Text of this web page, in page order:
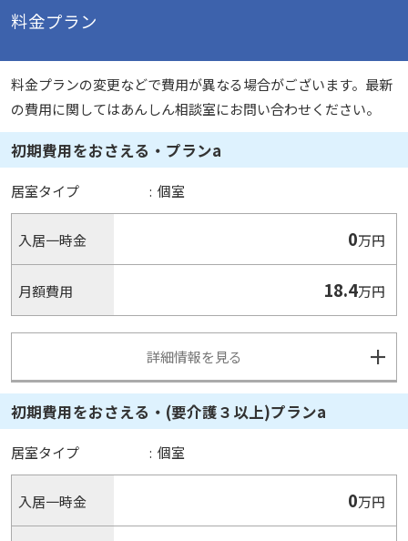
料金プラン
料金プランの変更などで費用が異なる場合がございます。最新
の費用に関してはあんしん相談室にお問い合わせください。
初期費用をおさえる・プランa
居室タイプ : 個室
入居一時金 0万円
月額費用 18.4万円
詳細情報を見る
初期費用をおさえる・(要介護３以上)プランa
居室タイプ : 個室
入居一時金 0万円